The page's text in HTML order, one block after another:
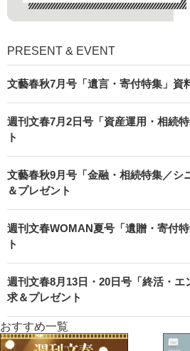
PRESENT & EVENT
文藝春秋7月号「遺言・寄付特集」資
週刊文春7月2日号「資産運用・相続
ト
文藝春秋9月号「金融・相続特集／シ
＆プレゼント
週刊文春WOMAN夏号「遺贈・寄付
ト
週刊文春8月13日・20日号「終活・
求＆プレゼント
おすすめ一覧